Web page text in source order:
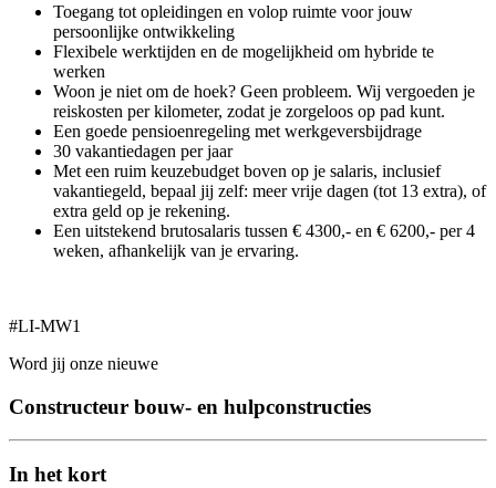
Toegang tot opleidingen en volop ruimte voor jouw
persoonlijke ontwikkeling
Flexibele werktijden en de mogelijkheid om hybride te
werken
Woon je niet om de hoek? Geen probleem. Wij vergoeden je
reiskosten per kilometer, zodat je zorgeloos op pad kunt.
Een goede pensioenregeling met werkgeversbijdrage
30 vakantiedagen per jaar
Met een ruim keuzebudget boven op je salaris, inclusief
vakantiegeld, bepaal jij zelf: meer vrije dagen (tot 13 extra), of
extra geld op je rekening.
Een uitstekend brutosalaris tussen € 4300,- en € 6200,- per 4
weken, afhankelijk van je ervaring.
#LI-MW1
Word jij onze nieuwe
Constructeur bouw- en hulpconstructies
In het kort